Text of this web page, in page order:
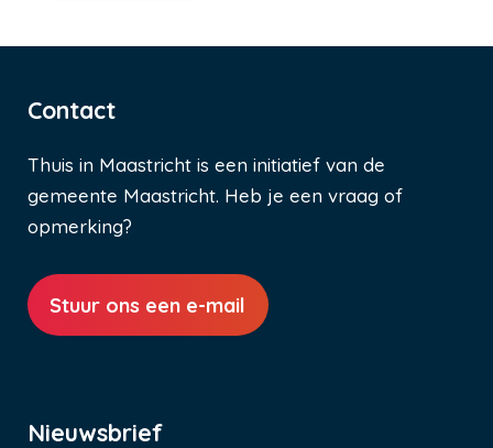
Contact
Thuis in Maastricht is een initiatief van de
gemeente Maastricht. Heb je een vraag of
opmerking?
Stuur ons een e-mail
Nieuwsbrief